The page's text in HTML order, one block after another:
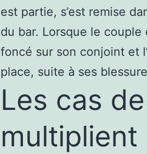
est partie, s’est remise
du bar. Lorsque le couple
foncé sur son conjoint et
place, suite à ses
Les cas
multiplient